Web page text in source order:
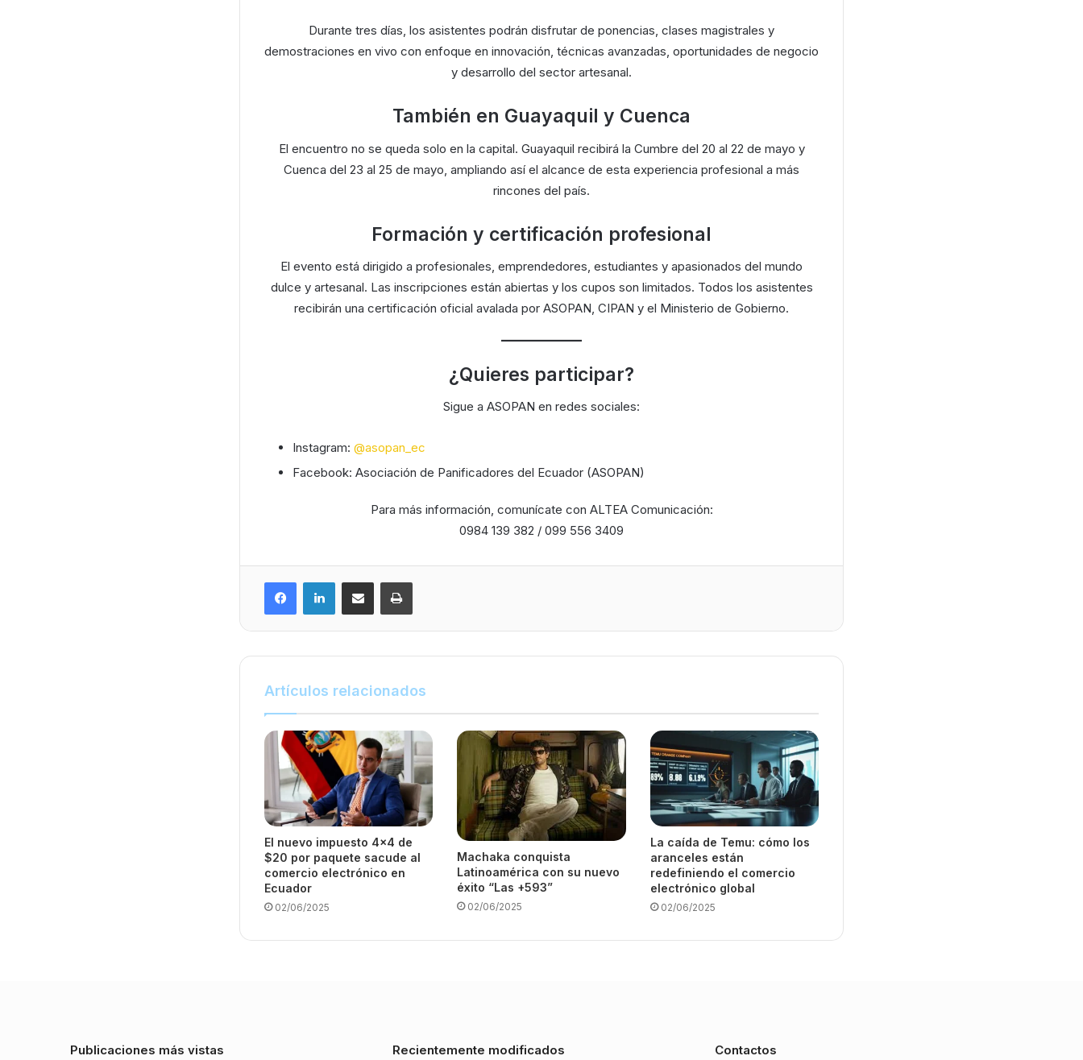
Durante tres días, los asistentes podrán disfrutar de ponencias, clases magistrales y
demostraciones en vivo con enfoque en innovación, técnicas avanzadas, oportunidades de negocio
y desarrollo del sector artesanal.
También en Guayaquil y Cuenca
El encuentro no se queda solo en la capital. Guayaquil recibirá la Cumbre del 20 al 22 de mayo y
Cuenca del 23 al 25 de mayo, ampliando así el alcance de esta experiencia profesional a más
rincones del país.
Formación y certificación profesional
El evento está dirigido a profesionales, emprendedores, estudiantes y apasionados del mundo
dulce y artesanal. Las inscripciones están abiertas y los cupos son limitados. Todos los asistentes
recibirán una certificación oficial avalada por ASOPAN, CIPAN y el Ministerio de Gobierno.
¿Quieres participar?
Sigue a ASOPAN en redes sociales:
Instagram: @asopan_ec
Facebook: Asociación de Panificadores del Ecuador (ASOPAN)
Para más información, comunícate con ALTEA Comunicación:
0984 139 382 / 099 556 3409
Artículos relacionados
El nuevo impuesto 4×4 de
$20 por paquete sacude al
comercio electrónico en
Ecuador
02/06/2025
Machaka conquista
Latinoamérica con su nuevo
éxito “Las +593”
02/06/2025
La caída de Temu: cómo los
aranceles están
redefiniendo el comercio
electrónico global
02/06/2025
Publicaciones más vistas Recientemente modificados Contactos